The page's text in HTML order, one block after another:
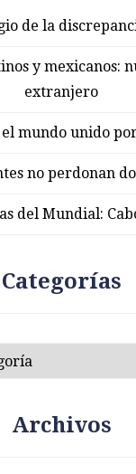
de la
y mexicanos:
extranjero
el mundo unido
no perdonan
del Mundial:
Categorías
Archivos